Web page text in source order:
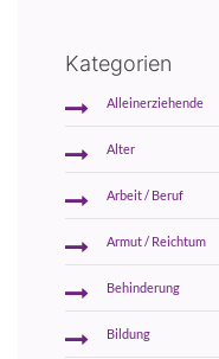
Kategorien
Alleinerziehende
Alter
Arbeit / Beruf
Armut / Reichtum
Behinderung
Bildung